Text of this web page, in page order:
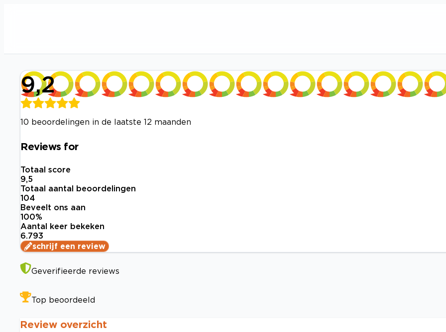
9,2
10 beoordelingen in de laatste 12 maanden
Reviews for
Totaal score
9,5
Totaal aantal beoordelingen
104
Beveelt ons aan
100%
Aantal keer bekeken
6.793
schrijf een review
Geverifieerde reviews
Top beoordeeld
Review overzicht